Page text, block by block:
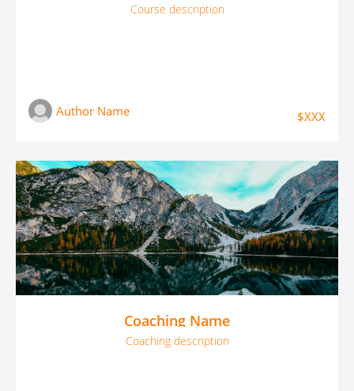
Course description
Author Name $XXX
Coaching Name
Coaching description